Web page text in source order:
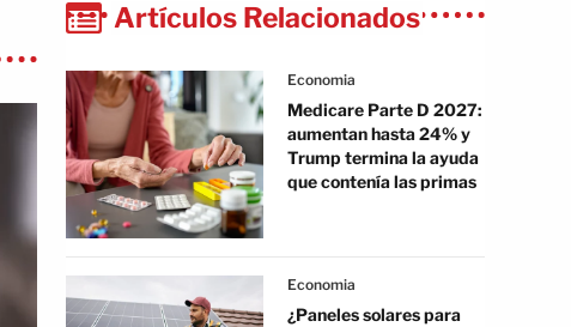
Artículos Relacionados
Economia
Medicare Parte D 2027:
aumentan hasta 24% y
Trump termina la ayuda
que contenía las primas
Economia
¿Paneles solares para